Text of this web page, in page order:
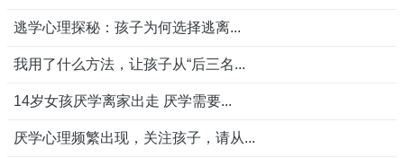
逃学心理探秘：孩子为何选择逃离...
我用了什么方法，让孩子从“后三名...
14岁女孩厌学离家出走 厌学需要...
厌学心理频繁出现，关注孩子，请从...